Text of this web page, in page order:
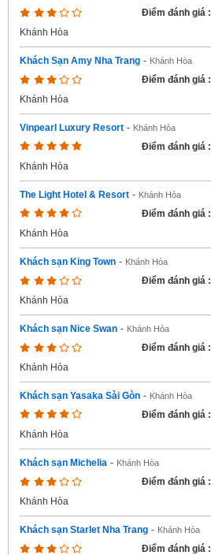
Điểm đánh giá :
Khánh Hòa
Khách Sạn Amy Nha Trang - Khánh Hòa
Điểm đánh giá :
Khánh Hòa
Vinpearl Luxury Resort - Khánh Hòa
Điểm đánh giá :
Khánh Hòa
The Light Hotel & Resort - Khánh Hòa
Điểm đánh giá :
Khánh Hòa
Khách sạn King Town - Khánh Hòa
Điểm đánh giá :
Khánh Hòa
Khách sạn Nice Swan - Khánh Hòa
Điểm đánh giá :
Khánh Hòa
Khách sạn Yasaka Sài Gòn - Khánh Hòa
Điểm đánh giá :
Khánh Hòa
Khách sạn Michelia - Khánh Hòa
Điểm đánh giá :
Khánh Hòa
Khách sạn Starlet Nha Trang - Khánh Hòa
Điểm đánh giá :